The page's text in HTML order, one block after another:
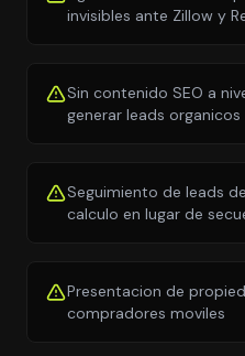
invisibles ante Zillow y
Sin contenido SEO a
generar leads organicos
Seguimiento de leads
calculo en lugar de
Presentacion de
compradores moviles